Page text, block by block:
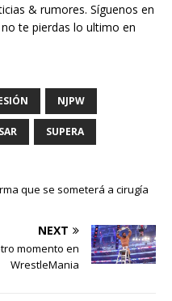
& rumores. Síguenos en
te pierdas lo ultimo en
NJPW
SUPERA
que se someterá a cirugía
NEXT
momento en
WrestleMania